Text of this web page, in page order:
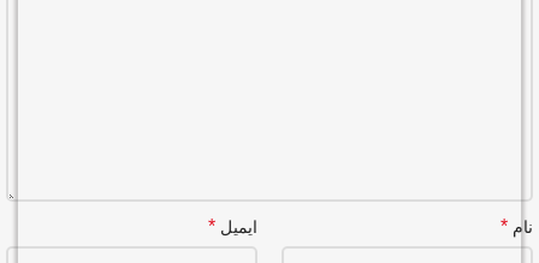
نام * ایمیل *